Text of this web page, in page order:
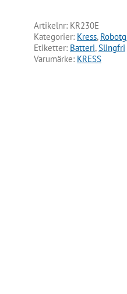
Artikelnr: KR230E
Kategorier: Kress,
Etiketter: Batteri,Slingfri
Varumärke: KRESS